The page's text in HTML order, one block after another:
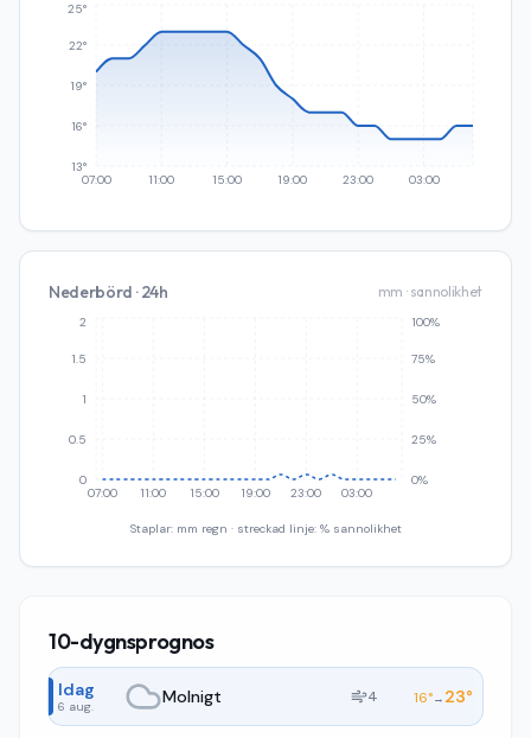
07:00 11:00 15:00 19:00 23:00 03:00
13°
16°
19°
22°
25°
Nederbörd · 24h mm · sannolikhet
07:00 11:00 15:00 19:00 23:00 03:00
0
0.5
1
1.5
2
0%
25%
50%
75%
100%
Staplar: mm regn · streckad linje: % sannolikhet
10-dygnsprognos
Idag
6 aug. Molnigt 4 16°→ 23°